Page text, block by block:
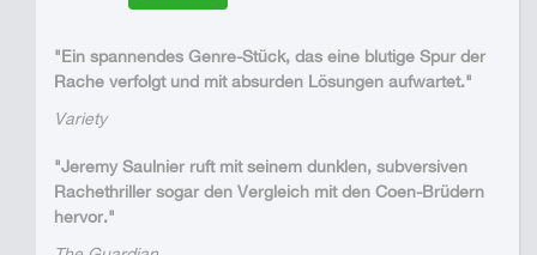
"Ein spannendes Genre-Stück, das eine blutige Spur der
Rache verfolgt und mit absurden Lösungen aufwartet."
Variety
"Jeremy Saulnier ruft mit seinem dunklen, subversiven
Rachethriller sogar den Vergleich mit den Coen-Brüdern
hervor."